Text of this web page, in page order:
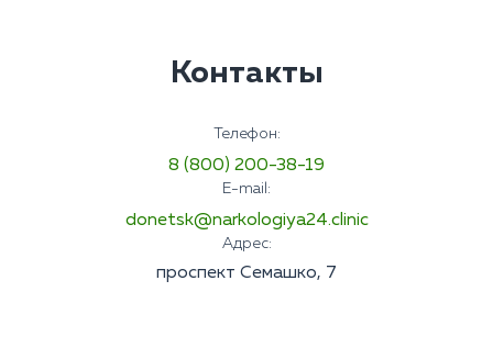
Контакты
Телефон:
8 (800) 200-38-19
E-mail:
donetsk@narkologiya24.clinic
Адрес:
проспект Семашко, 7